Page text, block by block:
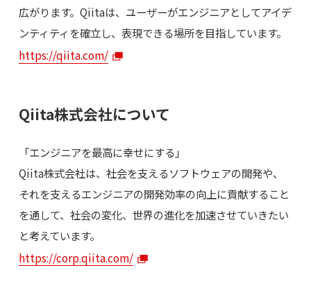
広がります。Qiitaは、ユーザーがエンジニアとしてアイデ
ンティティを確立し、表現できる場所を目指しています。
https://qiita.com/
Qiita株式会社について
「エンジニアを最高に幸せにする」
Qiita株式会社は、社会を支えるソフトウェアの開発や、
それを支えるエンジニアの開発効率の向上に貢献すること
を通して、社会の変化、世界の進化を加速させていきたい
と考えています。
https://corp.qiita.com/